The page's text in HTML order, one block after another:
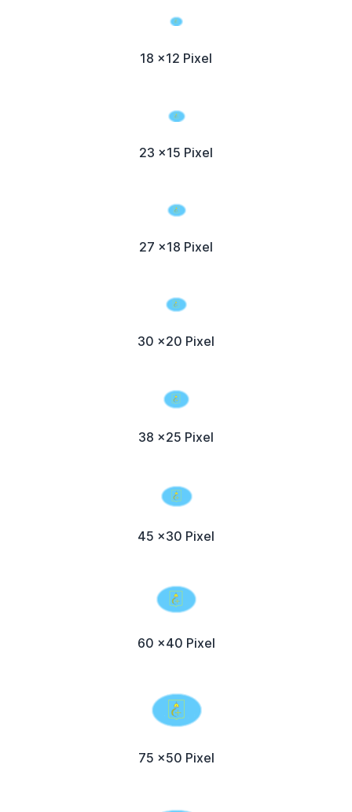
18 x12 Pixel
23 x15 Pixel
27 x18 Pixel
30 x20 Pixel
38 x25 Pixel
45 x30 Pixel
60 x40 Pixel
75 x50 Pixel